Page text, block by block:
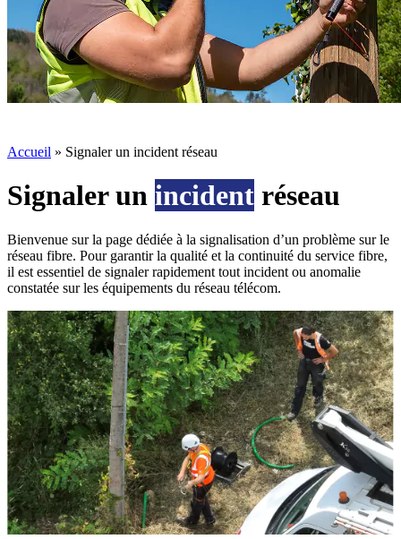
Accueil » Signaler un incident réseau
Signaler un incident réseau
Bienvenue sur la page dédiée à la signalisation d’un problème sur le
réseau fibre. Pour garantir la qualité et la continuité du service fibre,
il est essentiel de signaler rapidement tout incident ou anomalie
constatée sur les équipements du réseau télécom.